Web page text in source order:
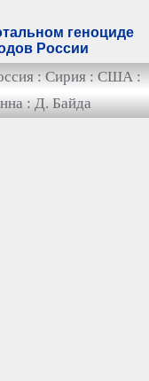
геноциде
России
: Сирия : США :
: Д. Байда